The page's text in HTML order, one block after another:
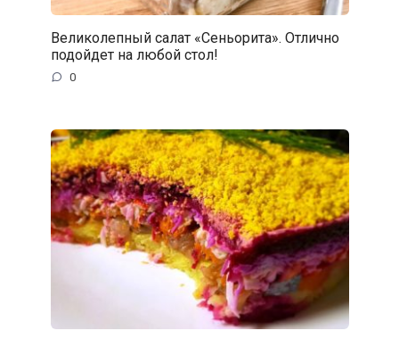
Великолепный cалат «Сеньорита». Отлично
подойдет на любой стол!
0